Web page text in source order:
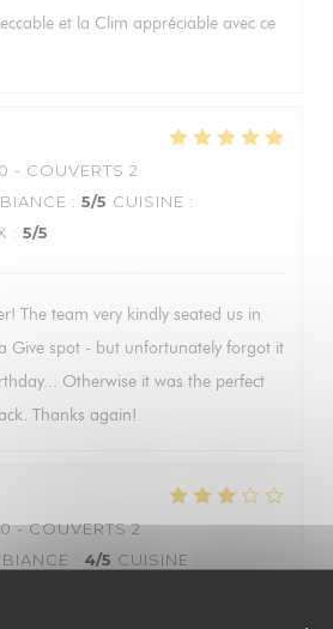
et la Clim appréciable avec ce
- COUVERTS 2
: 5/5 CUISINE :
: 5/5
The team very kindly seated us in
Give spot - but unfortunately forgot it
Otherwise it was the perfect
Thanks again!
- COUVERTS 2
: 4/5 CUISINE :